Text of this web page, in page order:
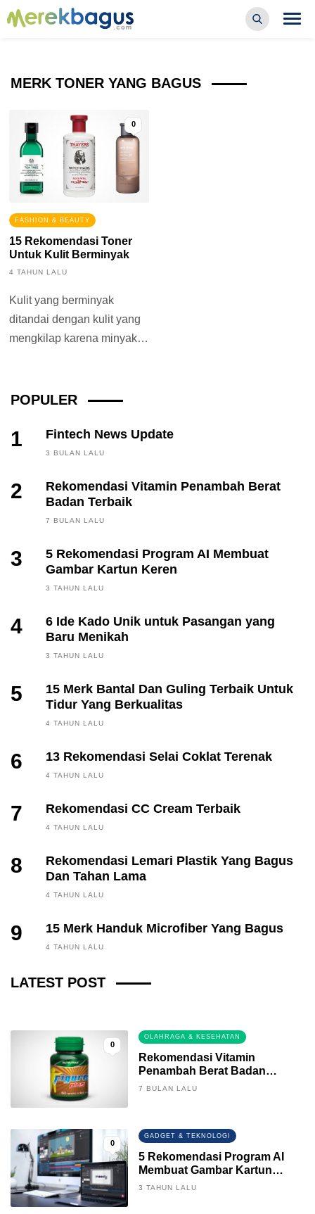
MERK TONER YANG BAGUS
0
FASHION & BEAUTY
15 Rekomendasi Toner
Untuk Kulit Berminyak
4 TAHUN LALU
Kulit yang berminyak
ditandai dengan kulit yang
mengkilap karena minyak
POPULER
1 Fintech News Update
3 BULAN LALU
2
Rekomendasi Vitamin Penambah Berat
Badan Terbaik
7 BULAN LALU
3
5 Rekomendasi Program AI Membuat
Gambar Kartun Keren
3 TAHUN LALU
4
6 Ide Kado Unik untuk Pasangan yang
Baru Menikah
3 TAHUN LALU
5
15 Merk Bantal Dan Guling Terbaik Untuk
Tidur Yang Berkualitas
4 TAHUN LALU
6 13 Rekomendasi Selai Coklat Terenak
4 TAHUN LALU
7 Rekomendasi CC Cream Terbaik
4 TAHUN LALU
8
Rekomendasi Lemari Plastik Yang Bagus
Dan Tahan Lama
4 TAHUN LALU
9 15 Merk Handuk Microfiber Yang Bagus
4 TAHUN LALU
LATEST POST
FINANCE, INVESTING
3 BULAN LALU
0
OLAHRAGA & KESEHATAN
Rekomendasi Vitamin
Penambah Berat Badan
Terbaik
7 BULAN LALU
0
GADGET & TEKNOLOGI
5 Rekomendasi Program AI
Membuat Gambar Kartun
Keren
3 TAHUN LALU